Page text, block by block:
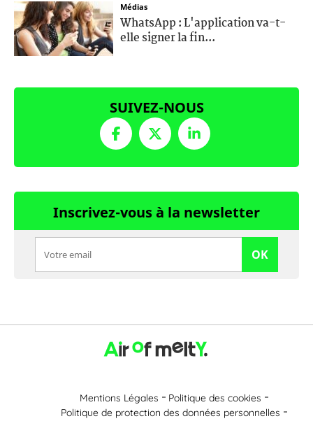
Médias
WhatsApp : L'application va-t-
elle signer la fin...
SUIVEZ-NOUS
Inscrivez-vous à la newsletter
OK
Mentions Légales
Politique des cookies
Politique de protection des données personnelles